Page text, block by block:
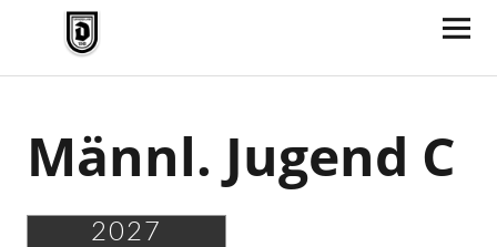
TV Jahn Duderstadt
Männl. Jugend C
2027